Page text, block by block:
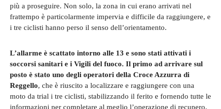
più a proseguire. Non solo, la zona in cui erano arrivati nel
frattempo è particolarmente impervia e difficile da raggiungere, e
i tre ciclisti hanno perso il senso dell’orientamento.
L’allarme è scattato intorno alle 13 e sono stati attivati i
soccorsi sanitari e i Vigili del fuoco. Il primo ad arrivare sul
posto è stato uno degli operatori della Croce Azzurra di
Reggello, che è riuscito a localizzare e raggiungere con una
moto da trial i tre ciclisti, stabilizzando il ferito e fornendo tutte le
informazioni per completare al meglio l’operazione di recupero.